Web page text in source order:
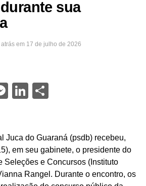
sua
em 17 de julho de 2026
Messenger
LinkedIn
Share
Juca do Guaraná (psdb) recebeu,
em seu gabinete, o presidente do
Seleções e Concursos (Instituto
Rangel. Durante o encontro, os